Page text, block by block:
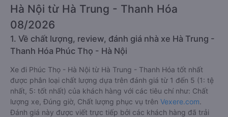
Hà Nội từ Hà Trung - Thanh Hóa
08/2026
1. Về chất lượng, review, đánh giá nhà xe Hà Trung -
Thanh Hóa Phúc Thọ - Hà Nội
Xe đi Phúc Thọ - Hà Nội từ Hà Trung - Thanh Hóa tốt nhất
được phân loại chất lượng dựa trên đánh giá từ 1 đến 5 (1: tệ
nhất, 5: tốt nhất) của khách hàng với các tiêu chí như: Chất
lượng xe, Đúng giờ, Chất lượng phục vụ trên Vexere.com.
Đánh giá này được viết trực tiếp bởi các khách hàng đã trải